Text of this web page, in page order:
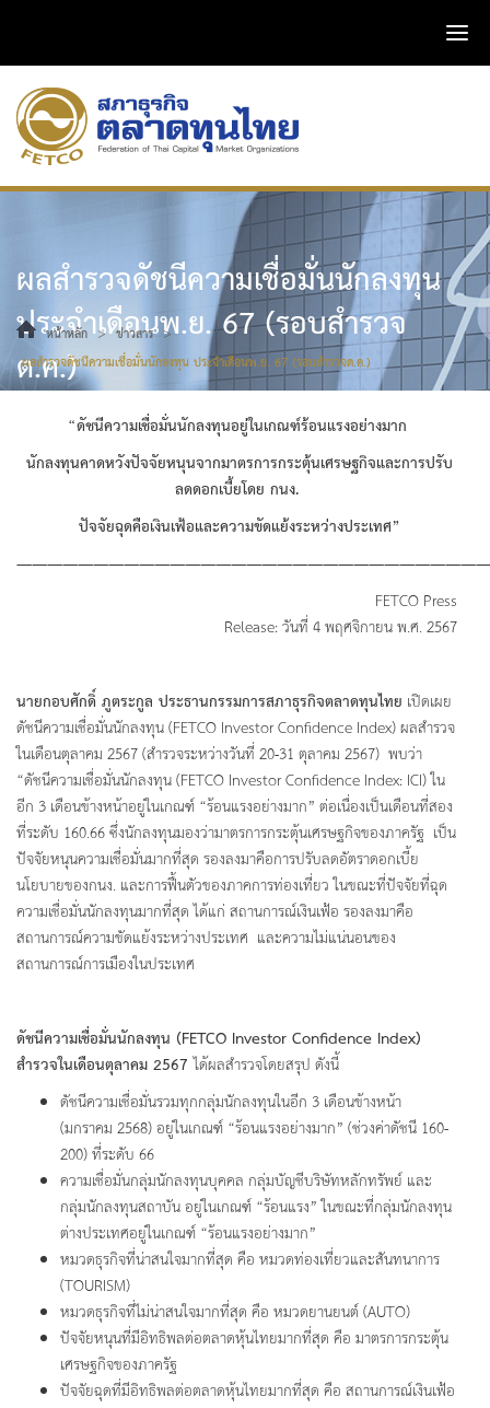
ผลสำรวจดัชนีความเชื่อมั่นนักลงทุน
ประจำเดือนพ.ย. 67 (รอบสำรวจ
ต.ค.)
หน้าหลัก > ข่าวสาร >
ผลสำรวจดัชนีความเชื่อมั่นนักลงทุน ประจำเดือนพ.ย. 67 (รอบสำรวจต.ค.)
“ดัชนีความเชื่อมั่นนักลงทุนอยู่ในเกณฑ์ร้อนแรงอย่างมาก
นักลงทุนคาดหวังปัจจัยหนุนจากมาตรการกระตุ้นเศรษฐกิจและการปรับ
ลดดอกเบี้ยโดย กนง.
ปัจจัยฉุดคือเงินเฟ้อและความขัดแย้งระหว่างประเทศ”
FETCO Press
Release: วันที่ 4 พฤศจิกายน พ.ศ. 2567
นายกอบศักดิ์ ภูตระกูล ประธานกรรมการสภาธุรกิจตลาดทุนไทย เปิดเผย
ดัชนีความเชื่อมั่นนักลงทุน (FETCO Investor Confidence Index) ผลสำรวจ
ในเดือนตุลาคม 2567 (สำรวจระหว่างวันที่ 20-31 ตุลาคม 2567) พบว่า
“ดัชนีความเชื่อมั่นนักลงทุน (FETCO Investor Confidence Index: ICI) ใน
อีก 3 เดือนข้างหน้าอยู่ในเกณฑ์ “ร้อนแรงอย่างมาก” ต่อเนื่องเป็นเดือนที่สอง
ที่ระดับ 160.66 ซึ่งนักลงทุนมองว่ามาตรการกระตุ้นเศรษฐกิจของภาครัฐ เป็น
ปัจจัยหนุนความเชื่อมั่นมากที่สุด รองลงมาคือการปรับลดอัตราดอกเบี้ย
นโยบายของกนง. และการฟื้นตัวของภาคการท่องเที่ยว ในขณะที่ปัจจัยที่ฉุด
ความเชื่อมั่นนักลงทุนมากที่สุด ได้แก่ สถานการณ์เงินเฟ้อ รองลงมาคือ
สถานการณ์ความขัดแย้งระหว่างประเทศ และความไม่แน่นอนของ
สถานการณ์การเมืองในประเทศ
ดัชนีความเชื่อมั่นนักลงทุน (FETCO Investor Confidence Index)
สำรวจในเดือนตุลาคม 2567ได้ผลสำรวจโดยสรุป ดังนี้
ดัชนีความเชื่อมั่นรวมทุกกลุ่มนักลงทุนในอีก 3 เดือนข้างหน้า
(มกราคม 2568) อยู่ในเกณฑ์ “ร้อนแรงอย่างมาก” (ช่วงค่าดัชนี 160-
200) ที่ระดับ 66
ความเชื่อมั่นกลุ่มนักลงทุนบุคคล กลุ่มบัญชีบริษัทหลักทรัพย์ และ
กลุ่มนักลงทุนสถาบัน อยู่ในเกณฑ์ “ร้อนแรง” ในขณะที่กลุ่มนักลงทุน
ต่างประเทศอยู่ในเกณฑ์ “ร้อนแรงอย่างมาก”
หมวดธุรกิจที่น่าสนใจมากที่สุด คือ หมวดท่องเที่ยวและสันทนาการ
(TOURISM)
หมวดธุรกิจที่ไม่น่าสนใจมากที่สุด คือ หมวดยานยนต์ (AUTO)
ปัจจัยหนุนที่มีอิทธิพลต่อตลาดหุ้นไทยมากที่สุด คือ มาตรการกระตุ้น
เศรษฐกิจของภาครัฐ
ปัจจัยฉุดที่มีอิทธิพลต่อตลาดหุ้นไทยมากที่สุด คือ สถานการณ์เงินเฟ้อ